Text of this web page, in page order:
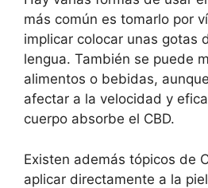
más común es tomarlo por
implicar colocar unas gotas
lengua. También se puede
alimentos o bebidas,
afectar a la velocidad y
cuerpo absorbe el CBD.
Existen además tópicos de
aplicar directamente a la